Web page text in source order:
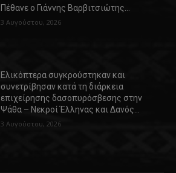
Πέθανε ο Γιάννης Βαρβιτσιώτης…
3 Αυγούστου, 2026
Ελικόπτερα συγκρούστηκαν και
συνετρίβησαν κατά τη διάρκεια
επιχείρησης δασοπυρόσβεσης στην
Ψάθα – Νεκροί Έλληνας και Δανός…
3 Αυγούστου, 2026